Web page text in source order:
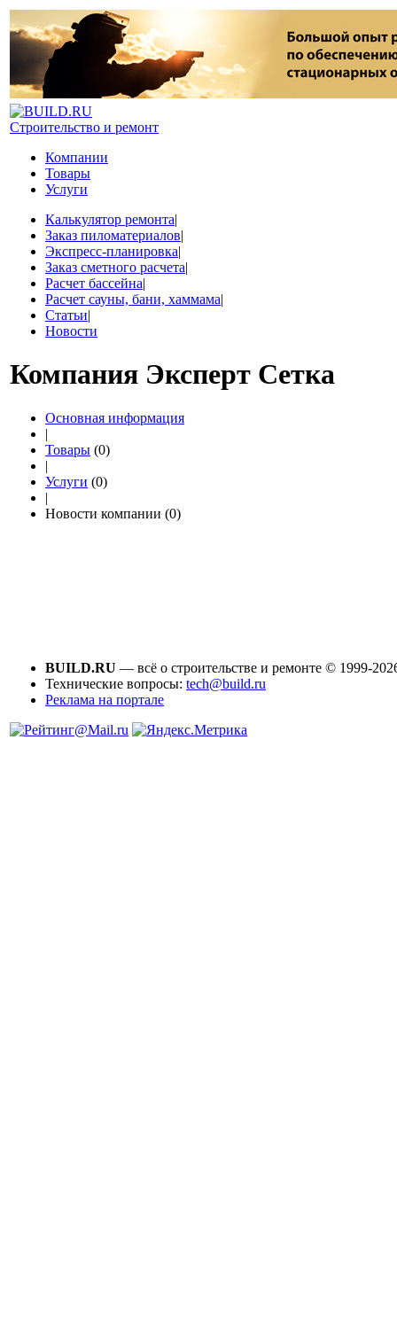
Строительство и ремонт
Компании
Товары
Услуги
Калькулятор ремонта|
Заказ пиломатериалов|
Экспресс-планировка|
Заказ сметного расчета|
Расчет бассейна|
Расчет сауны, бани, хаммама|
Статьи|
Новости
Компания Эксперт Сетка
Основная информация
|
Товары (0)
|
Услуги (0)
|
Новости компании (0)
BUILD.RU — всё о строительстве и ремонте © 1999-
Технические вопросы: tech@build.ru
Реклама на портале